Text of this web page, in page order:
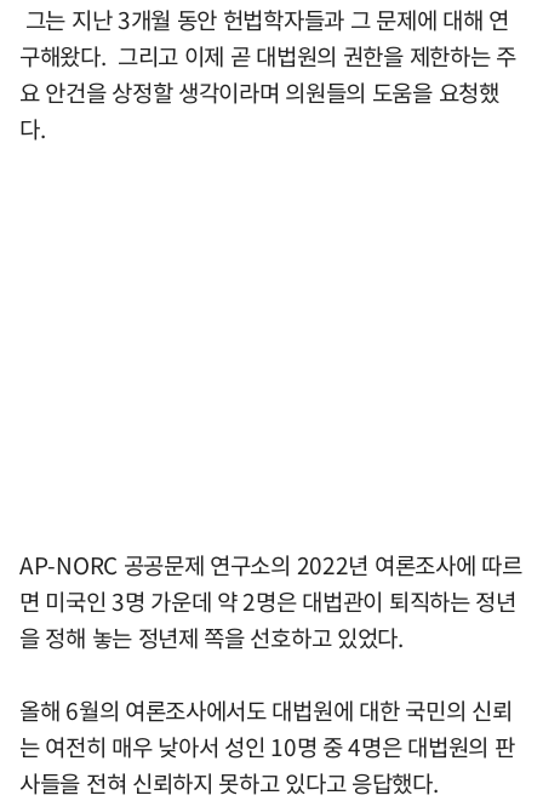
그는 지난 3개월 동안 헌법학자들과 그 문제에 대해 연
구해왔다. 그리고 이제 곧 대법원의 권한을 제한하는 주
요 안건을 상정할 생각이라며 의원들의 도움을 요청했
다.
AP-NORC 공공문제 연구소의 2022년 여론조사에 따르
면 미국인 3명 가운데 약 2명은 대법관이 퇴직하는 정년
을 정해 놓는 정년제 쪽을 선호하고 있었다.
올해 6월의 여론조사에서도 대법원에 대한 국민의 신뢰
는 여전히 매우 낮아서 성인 10명 중 4명은 대법원의 판
사들을 전혀 신뢰하지 못하고 있다고 응답했다.